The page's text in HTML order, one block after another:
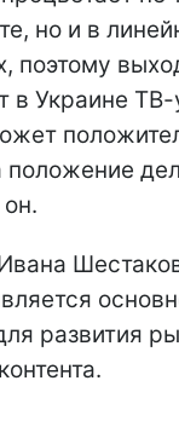
но и в
поэтому
в Украине ТВ-
положение
развития